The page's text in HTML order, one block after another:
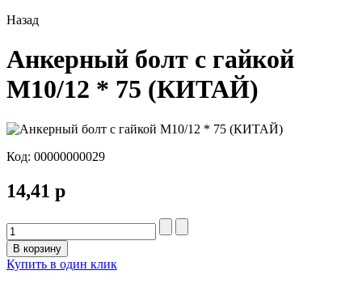
Назад
Анкерный болт с гайкой
М10/12 * 75 (КИТАЙ)
Код: 00000000029
14,41 р
В корзину
Купить в один клик